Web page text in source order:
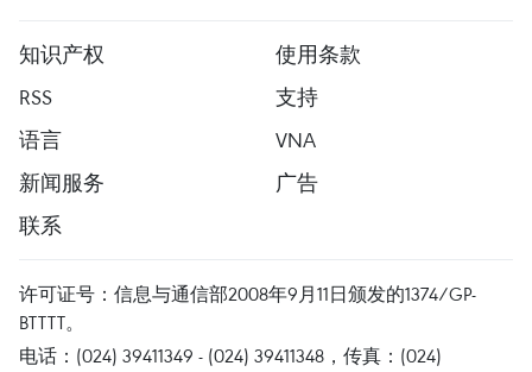
知识产权
使用条款
RSS
支持
语言
VNA
新闻服务
广告
联系
许可证号：信息与通信部2008年9月11日颁发的1374/GP-
BTTTT。
电话：(024) 39411349 - (024) 39411348，传真：(024)